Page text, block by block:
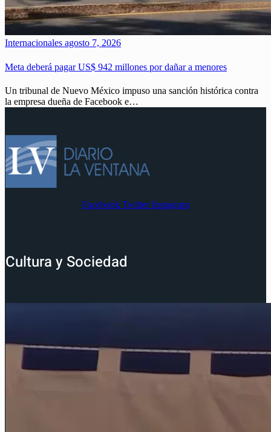
Internacionales agosto 7, 2026
Meta deberá pagar US$ 942 millones por dañar a menores
Un tribunal de Nuevo México impuso una sanción histórica contra
la empresa dueña de Facebook e…
Facebook Twitter Instagram
Cultura y Sociedad